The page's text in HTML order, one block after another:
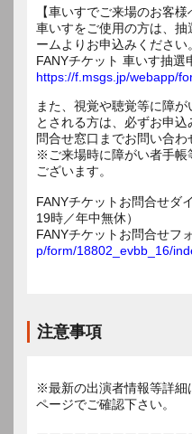
【車いすでご来場のお客様
車いすをご使用の方は、
ームよりお申込みください。
FANYチケット 車いす抽選
https://f.msgs.jp/webapp/
また、視覚や聴覚等に障
とされる方は、必ずお申
問合せ窓口までお問い合わ
※ご来場時に障がい者手帳
ございます。
FANYチケットお問合せ
19時／年中無休）
FANYチケットお問合せフ
p/form/18802_evbb_16/
注意事項
※最新の出演者情報等詳細
ページでご確認下さい。